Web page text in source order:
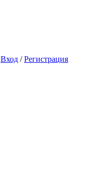
Вход /Регистрация